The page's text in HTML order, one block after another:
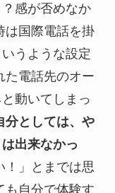
感が否めなか
は国際電話を掛
うような設定
た電話先のオー
動いてしまっ
分としては、や
出来なかっ
！」とまでは思
も自分で体験す